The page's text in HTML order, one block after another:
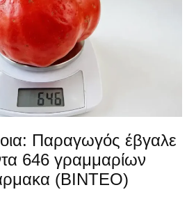
Παραγωγός έβγαλε
646 γραμμαρίων
(ΒΙΝΤΕΟ)